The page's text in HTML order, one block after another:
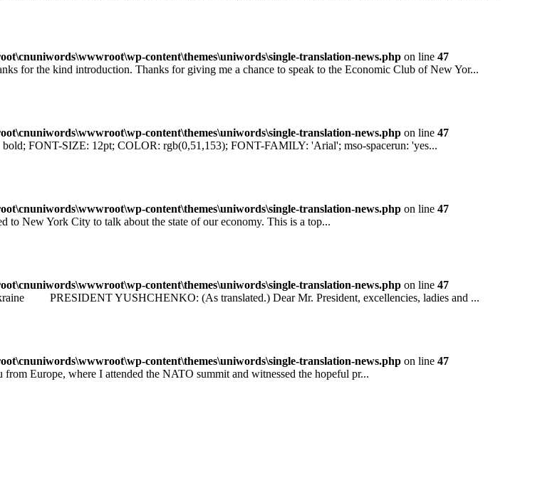
content\themes\uniwords\single-translation-news.php on line 47
the kind introduction. Thanks for giving me a chance to speak to the Economic Club of New Yor...
content\themes\uniwords\single-translation-news.php on line 47
FONT-SIZE: 12pt; COLOR: rgb(0,51,153); FONT-FAMILY: 'Arial'; mso-spacerun: 'yes...
content\themes\uniwords\single-translation-news.php on line 47
York City to talk about the state of our economy. This is a top...
content\themes\uniwords\single-translation-news.php on line 47
PRESIDENT YUSHCHENKO: (As translated.) Dear Mr. President, excellencies, ladies and ...
content\themes\uniwords\single-translation-news.php on line 47
Europe, where I attended the NATO summit and witnessed the hopeful pr...